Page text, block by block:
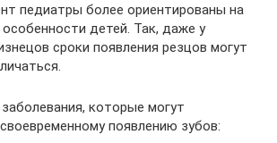
педиатры более ориентированы на
детей. Так, даже у
сроки появления резцов могут
которые могут
появлению зубов: